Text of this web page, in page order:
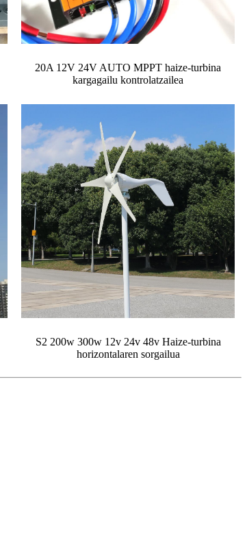
20A 12V 24V AUTO MPPT haize-turbina
kargagailu kontrolatzailea
S2 200w 300w 12v 24v 48v Haize-turbina
horizontalaren sorgailua